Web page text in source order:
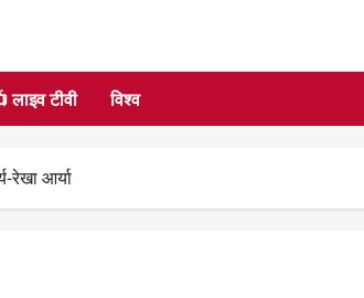
लाइव टीवी विश्व
रेखा आर्या